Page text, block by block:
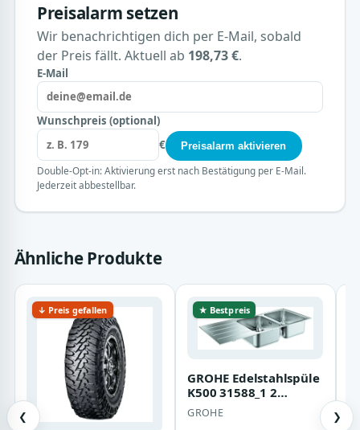
Preisalarm setzen
Wir benachrichtigen dich per E-Mail, sobald
der Preis fällt. Aktuell ab 198,73 €.
E-Mail
Wunschpreis (optional)
€
Preisalarm aktivieren
Double-Opt-in: Aktivierung erst nach Bestätigung per E-Mail.
Jederzeit abbestellbar.
Ähnliche Produkte
❮
↓ Preis gefallen ★ Bestpreis
GROHE Edelstahlspüle
K500 31588_1 2
Becken/Abtropffläche
1160x500 mm,…
GROHE ❯